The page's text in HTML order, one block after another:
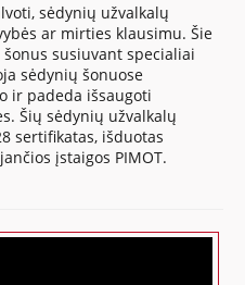
sėdynių užvalkalų
ar mirties klausimu. Šie
susiuvant specialiai
sėdynių šonuose
ir padeda išsaugoti
Šių sėdynių užvalkalų
sertifikatas, išduotas
įstaigos PIMOT.